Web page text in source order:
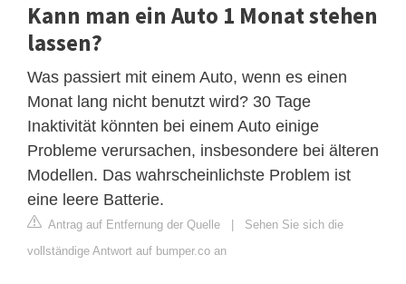
Kann man ein Auto 1 Monat stehen
lassen?
Was passiert mit einem Auto, wenn es einen
Monat lang nicht benutzt wird? 30 Tage
Inaktivität könnten bei einem Auto einige
Probleme verursachen, insbesondere bei älteren
Modellen. Das wahrscheinlichste Problem ist
eine leere Batterie.
Antrag auf Entfernung der Quelle
Sehen Sie sich die
vollständige Antwort auf bumper.co an